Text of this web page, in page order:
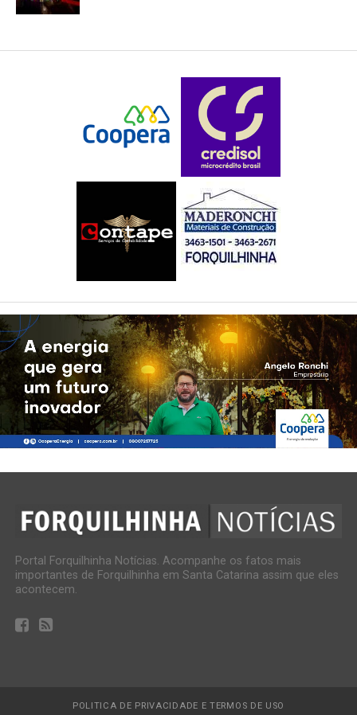
Portal Forquilhinha Notícias. Acompanhe os fatos mais
importantes de Forquilhinha em Santa Catarina assim que eles
acontecem.
POLITICA DE PRIVACIDADE E TERMOS DE USO